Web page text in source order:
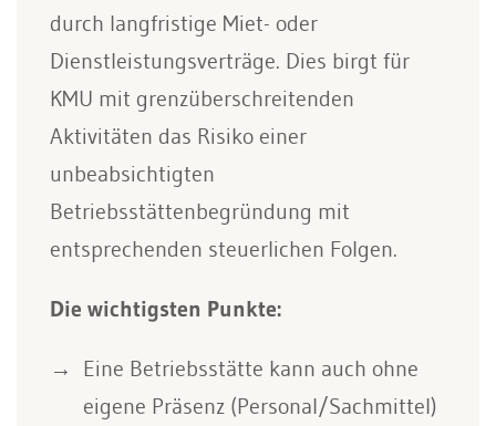
durch langfristige Miet- oder
Dienstleistungsverträge. Dies birgt für
KMU mit grenzüberschreitenden
Aktivitäten das Risiko einer
unbeabsichtigten
Betriebsstättenbegründung mit
entsprechenden steuerlichen Folgen.
Die wichtigsten Punkte:
Eine Betriebsstätte kann auch ohne
eigene Präsenz (Personal/Sachmittel)